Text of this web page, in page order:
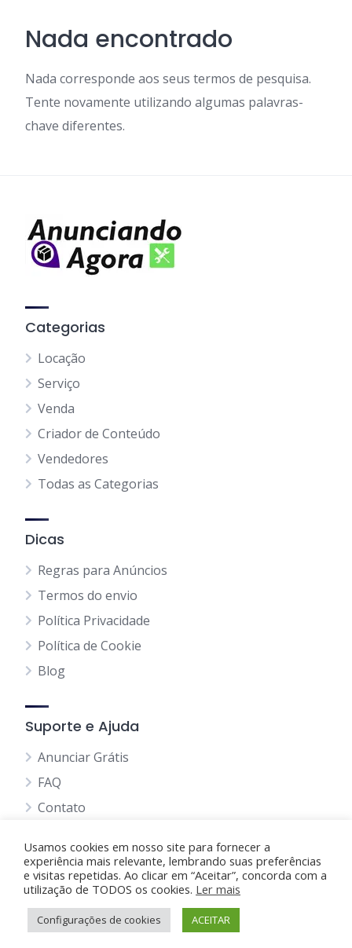
Nada encontrado
Nada corresponde aos seus termos de pesquisa.
Tente novamente utilizando algumas palavras-
chave diferentes.
Categorias
Locação
Serviço
Venda
Criador de Conteúdo
Vendedores
Todas as Categorias
Dicas
Regras para Anúncios
Termos do envio
Política Privacidade
Política de Cookie
Blog
Suporte e Ajuda
Anunciar Grátis
FAQ
Contato
Anunciando Agora
Página Inicial
Minha Conta
Usamos cookies em nosso site para fornecer a
experiência mais relevante, lembrando suas preferências
e visitas repetidas. Ao clicar em “Aceitar”, concorda com a
utilização de TODOS os cookies. Ler mais
Configurações de cookies ACEITAR